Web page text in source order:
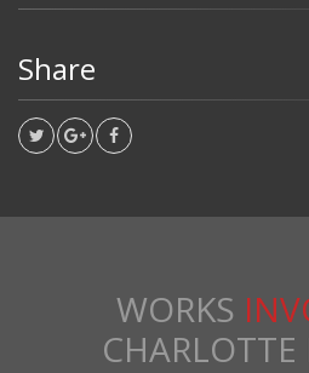
Share
WORKS
CHARLOTTE